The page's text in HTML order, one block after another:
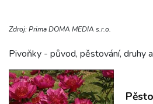
Zdroj: Prima DOMA MEDIA s.r.o.
Pivoňky - původ, pěstování, druhy